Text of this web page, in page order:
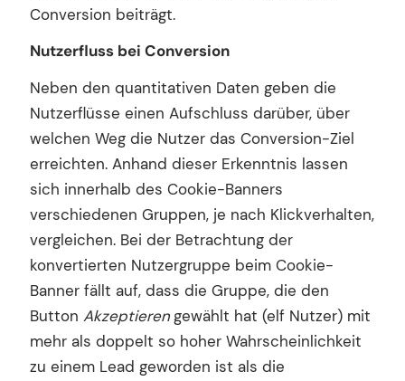
Conversion beiträgt.
Nutzerfluss bei Conversion
Neben den quantitativen Daten geben die
Nutzerflüsse einen Aufschluss darüber, über
welchen Weg die Nutzer das Conversion-Ziel
erreichten. Anhand dieser Erkenntnis lassen
sich innerhalb des Cookie-Banners
verschiedenen Gruppen, je nach Klickverhalten,
vergleichen. Bei der Betrachtung der
konvertierten Nutzergruppe beim Cookie-
Banner fällt auf, dass die Gruppe, die den
Button Akzeptierengewählt hat (elf Nutzer) mit
mehr als doppelt so hoher Wahrscheinlichkeit
zu einem Lead geworden ist als die